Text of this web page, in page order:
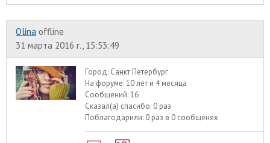
Olina offline
31 марта 2016 г., 15:53:49
Город: Санкт Петербург
На форуме:10 лет и 4 месяца
Сообщений:16
Сказал(а) спасибо: 0 раз
Поблагодарили: 0 раз в 0 сообщенях